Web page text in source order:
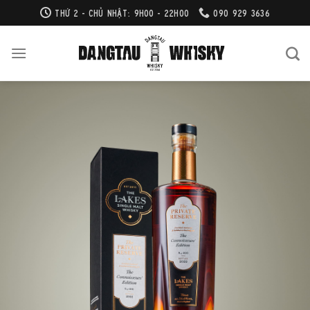
qua
dung
THỨ 2 - CHỦ NHẬT: 9H00 - 22H00 090 929 3636